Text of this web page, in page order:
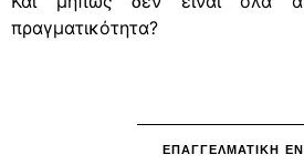
πραγματικότητα?
ΕΠΑΓΓΕΛΜΑΤΙΚΗ